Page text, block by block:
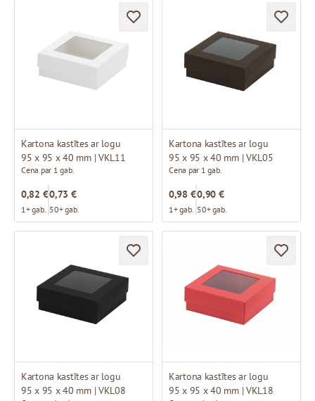
Kartona kastītes ar logu
95 x 95 x 40 mm | VKL11
Cena par 1 gab.
0,82 €
1+ gab.
0,73 €
50+ gab.
Kartona kastītes ar logu
95 x 95 x 40 mm | VKL05
Cena par 1 gab.
0,98 €
1+ gab.
0,90 €
50+ gab.
Kartona kastītes ar logu
95 x 95 x 40 mm | VKL08
Kartona kastītes ar logu
95 x 95 x 40 mm | VKL18